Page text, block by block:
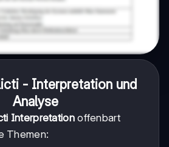
- Interpretation und
Analyse
Interpretationoffenbart
Themen: